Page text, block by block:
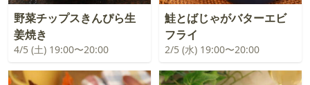
野菜チップスきんぴら生
姜焼き
4/5 (土) 19:00〜20:00
鮭とばじゃがバターエビ
フライ
2/5 (水) 19:00〜20:00